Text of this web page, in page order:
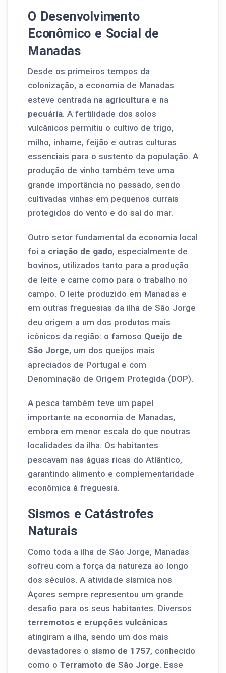
O Desenvolvimento
Econômico e Social de
Manadas
Desde os primeiros tempos da
colonização, a economia de Manadas
esteve centrada na agricultura e na
pecuária. A fertilidade dos solos
vulcânicos permitiu o cultivo de trigo,
milho, inhame, feijão e outras culturas
essenciais para o sustento da população. A
produção de vinho também teve uma
grande importância no passado, sendo
cultivadas vinhas em pequenos currais
protegidos do vento e do sal do mar.
Outro setor fundamental da economia local
foi a criação de gado, especialmente de
bovinos, utilizados tanto para a produção
de leite e carne como para o trabalho no
campo. O leite produzido em Manadas e
em outras freguesias da ilha de São Jorge
deu origem a um dos produtos mais
icônicos da região: o famoso Queijo de
São Jorge, um dos queijos mais
apreciados de Portugal e com
Denominação de Origem Protegida (DOP).
A pesca também teve um papel
importante na economia de Manadas,
embora em menor escala do que noutras
localidades da ilha. Os habitantes
pescavam nas águas ricas do Atlântico,
garantindo alimento e complementaridade
econômica à freguesia.
Sismos e Catástrofes
Naturais
Como toda a ilha de São Jorge, Manadas
sofreu com a força da natureza ao longo
dos séculos. A atividade sísmica nos
Açores sempre representou um grande
desafio para os seus habitantes. Diversos
terremotos e erupções vulcânicas
atingiram a ilha, sendo um dos mais
devastadores o sismo de 1757, conhecido
como o Terramoto de São Jorge. Esse